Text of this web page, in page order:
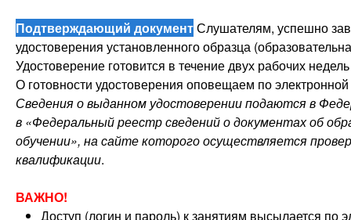
Подтверждающий документСлушателям, успешно
удостоверения установленного образца
Удостоверение готовится в течение двух рабочих
О готовности удостоверения оповещаем по электронной
Сведения о выданном удостоверении подаются в
в «Федеральный реестр сведений о документах об
обучении», на сайте которого осуществляется
квалификации.
ВАЖНО!
Доступ (логин и пароль) к занятиям высылается по